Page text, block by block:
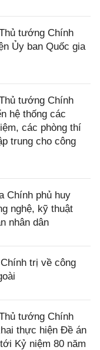
tướng Chính
Ủy ban Quốc gia
tướng Chính
hệ thống các
các phòng thí
trung cho công
Chính phủ huy
nghệ, kỹ thuật
nhân dân
trị về công
tướng Chính
thực hiện Đề án
Kỷ niệm 80 năm